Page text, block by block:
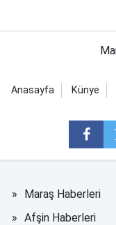
Anasayfa Künye
Maraş Haberleri
Afşin Haberleri